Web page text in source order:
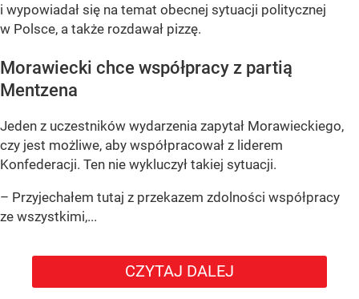
i wypowiadał się na temat obecnej sytuacji politycznej
w Polsce, a także rozdawał pizzę.
Morawiecki chce współpracy z partią
Mentzena
Jeden z uczestników wydarzenia zapytał Morawieckiego,
czy jest możliwe, aby współpracował z liderem
Konfederacji. Ten nie wykluczył takiej sytuacji.
– Przyjechałem tutaj z przekazem zdolności współpracy
ze wszystkimi,...
CZYTAJ DALEJ